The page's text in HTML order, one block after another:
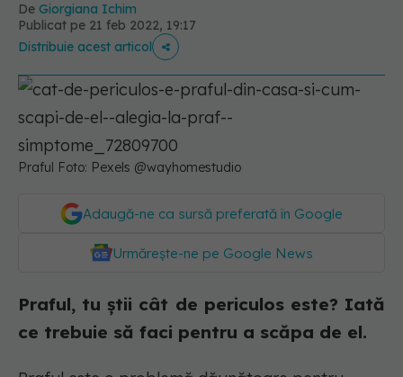
De Giorgiana Ichim
Publicat pe 21 feb 2022, 19:17
Distribuie acest articol
Praful Foto: Pexels @wayhomestudio
Adaugă-ne ca sursă preferată în Google
Urmărește-ne pe Google News
Praful, tu știi cât de periculos este? Iată
ce trebuie să faci pentru a scăpa de el.